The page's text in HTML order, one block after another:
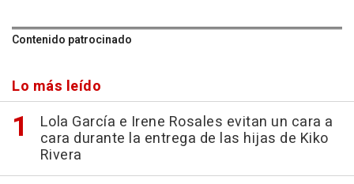
Contenido patrocinado
Lo más leído
Lola García e Irene Rosales evitan un cara a
cara durante la entrega de las hijas de Kiko
Rivera